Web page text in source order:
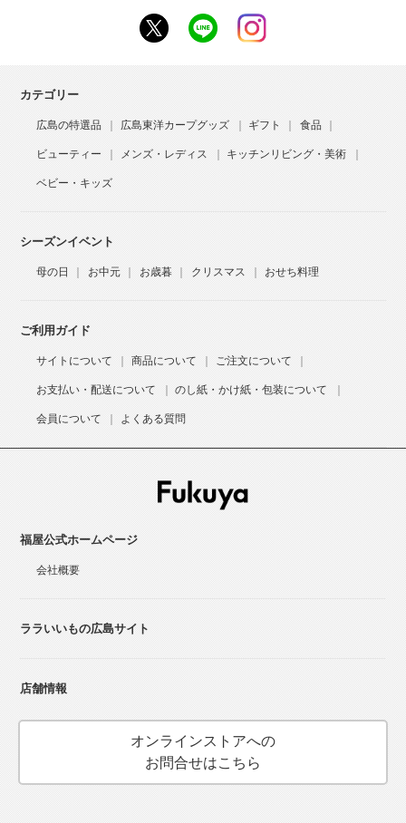
カテゴリー
広島の特選品 広島東洋カープグッズ ギフト 食品
ビューティー メンズ・レディス キッチンリビング・美術
ベビー・キッズ
シーズンイベント
母の日 お中元 お歳暮 クリスマス おせち料理
ご利用ガイド
サイトについて 商品について ご注文について
お支払い・配送について のし紙・かけ紙・包装について
会員について よくある質問
福屋公式ホームページ
会社概要
ララいいもの広島サイト
店舗情報
オンラインストアへの
お問合せはこちら